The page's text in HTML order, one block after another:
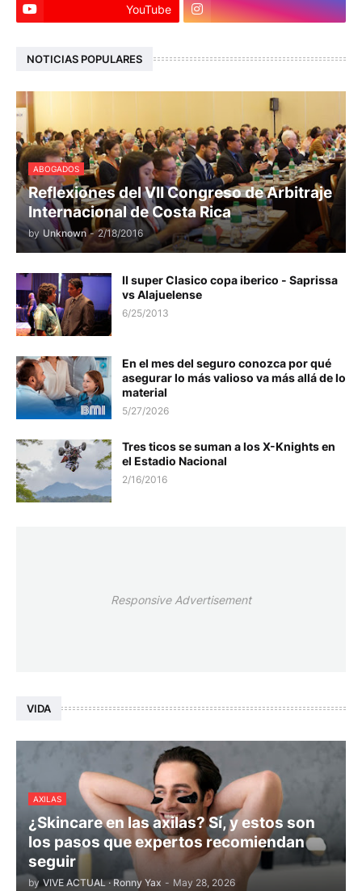
YouTube
NOTICIAS POPULARES
ABOGADOS
Reflexiones del VII Congreso de Arbitraje
Internacional de Costa Rica
by Unknown - 2/18/2016
II super Clasico copa iberico - Saprissa
vs Alajuelense
6/25/2013
En el mes del seguro conozca por qué
asegurar lo más valioso va más allá de lo
material
5/27/2026
Tres ticos se suman a los X-Knights en
el Estadio Nacional
2/16/2016
Responsive Advertisement
VIDA
AXILAS
¿Skincare en las axilas? Sí, y estos son
los pasos que expertos recomiendan
seguir
by VIVE ACTUAL · Ronny Yax - May 28, 2026